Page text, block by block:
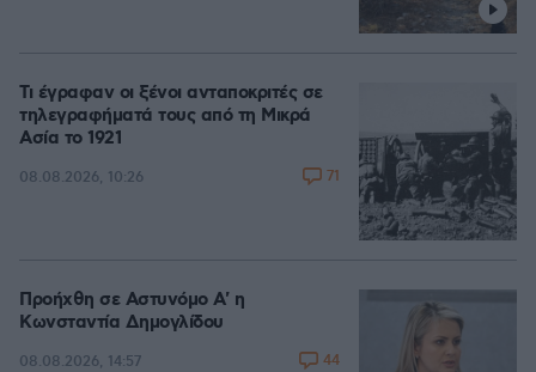
Τι έγραφαν οι ξένοι ανταποκριτές σε
τηλεγραφήματά τους από τη Μικρά
Ασία το 1921
08.08.2026, 10:26 71
Προήχθη σε Αστυνόμο Α' η
Κωνσταντία Δημογλίδου
08.08.2026, 14:57 44